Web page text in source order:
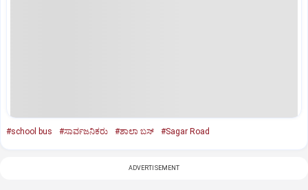
#school bus #ಸಾರ್ವಜನಿಕರು #ಶಾಲಾ ಬಸ್‌ #Sagar Road
ADVERTISEMENT